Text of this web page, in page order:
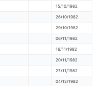
15/10/1982
26/10/1982
29/10/1982
06/11/1982
16/11/1982
20/11/1982
27/11/1982
04/12/1982